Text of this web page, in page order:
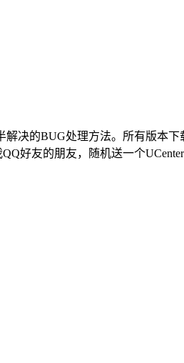
决的BUG处理方法。所有版本
好友的朋友，随机送一个UCenter